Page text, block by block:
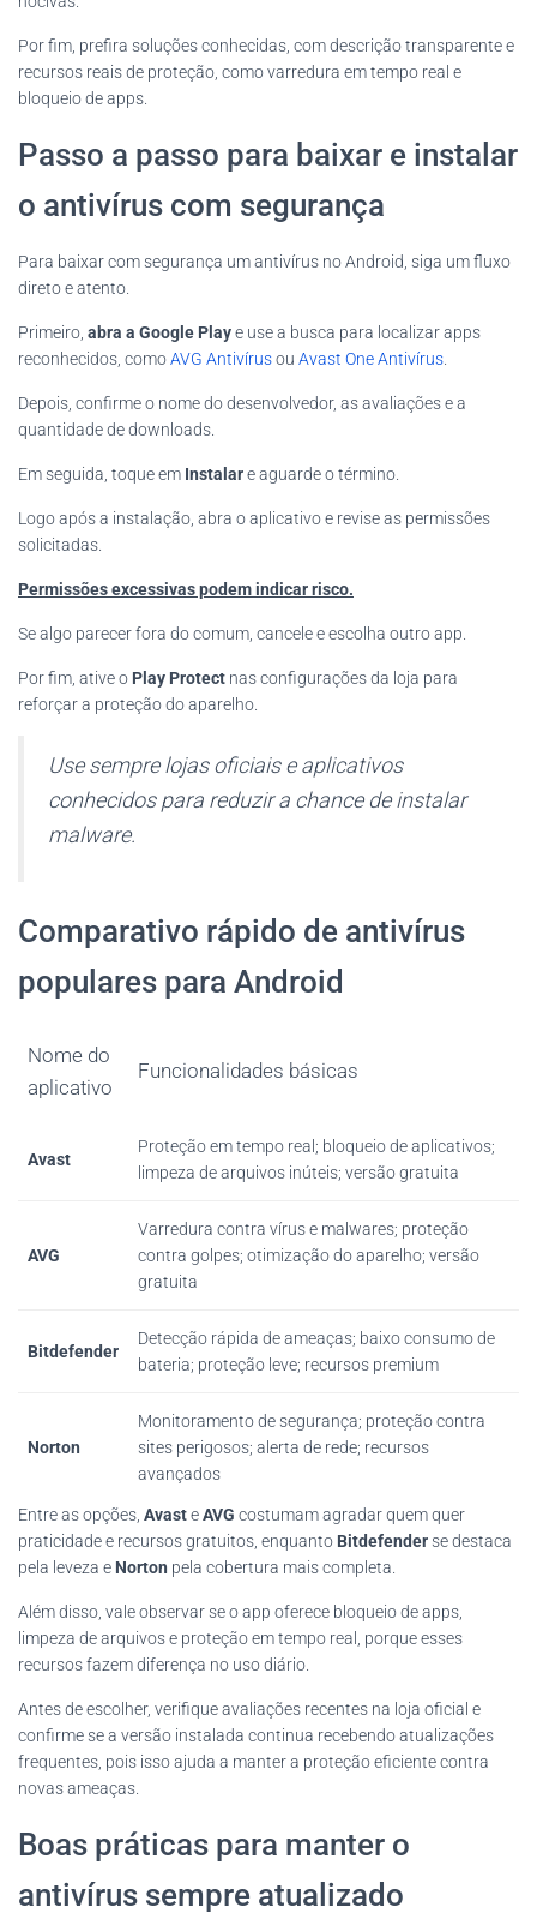
Por fim, prefira soluções conhecidas, com descrição transparente e
recursos reais de proteção, como varredura em tempo real e
bloqueio de apps.
Passo a passo para baixar e instalar
o antivírus com segurança
Para baixar com segurança um antivírus no Android, siga um fluxo
direto e atento.
Primeiro, abra a Google Playe use a busca para localizar apps
reconhecidos, comoAVG Antivírusou Avast One Antivírus
Depois, confirme o nome do desenvolvedor, as avaliações e a
quantidade de downloads.
Em seguida, toque em Instalare aguarde o término.
Logo após a instalação, abra o aplicativo e revise as permissões
solicitadas.
Permissões excessivas podem indicar risco.
Se algo parecer fora do comum, cancele e escolha outro app.
Por fim, ative o Play Protect nas configurações da loja para
reforçar a proteção do aparelho.
Use sempre lojas oficiais e aplicativos
conhecidos para reduzir a chance de instalar
malware.
Comparativo rápido de antivírus
populares para Android
Nome do
aplicativo
Funcionalidades básicas
Avast
Proteção em tempo real; bloqueio de aplicativos;
limpeza de arquivos inúteis; versão gratuita
AVG
Varredura contra vírus e malwares; proteção
contra golpes; otimização do aparelho; versão
gratuita
Bitdefender
Detecção rápida de ameaças; baixo consumo de
bateria; proteção leve; recursos premium
Norton
Monitoramento de segurança; proteção contra
sites perigosos; alerta de rede; recursos
avançados
Entre as opções, AvasteAVG costumam agradar quem quer
praticidade e recursos gratuitos, enquanto Bitdefenderse destaca
pela leveza e Norton pela cobertura mais completa.
Além disso, vale observar se o app oferece bloqueio de apps,
limpeza de arquivos e proteção em tempo real, porque esses
recursos fazem diferença no uso diário.
Antes de escolher, verifique avaliações recentes na loja oficial e
confirme se a versão instalada continua recebendo atualizações
frequentes, pois isso ajuda a manter a proteção eficiente contra
novas ameaças.
Boas práticas para manter o
antivírus sempre atualizado